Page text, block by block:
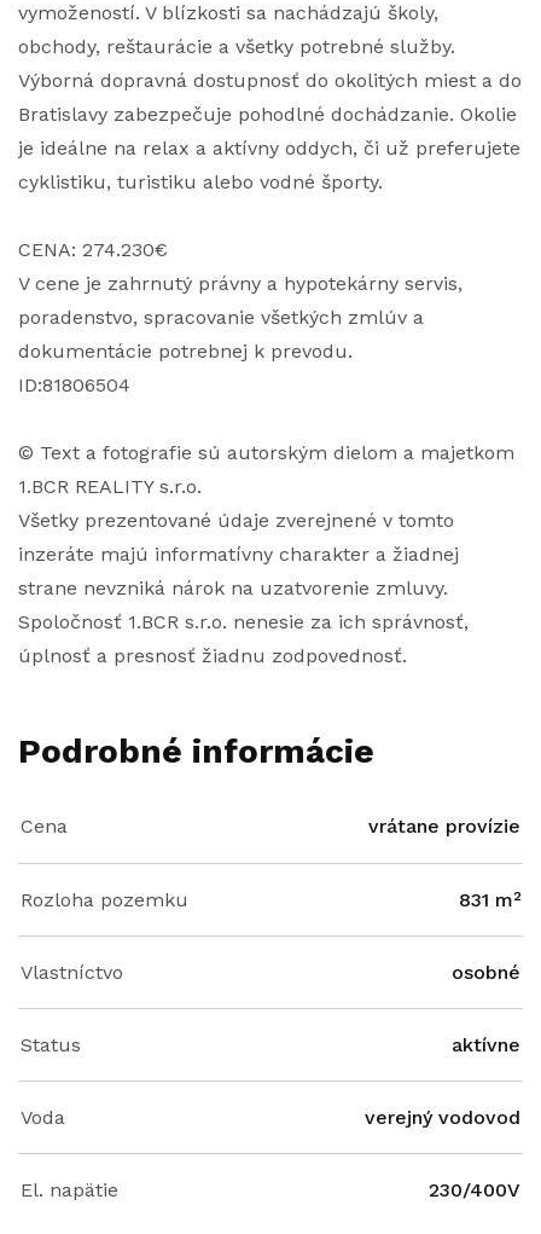
vymožeností. V blízkosti sa nachádzajú školy,
obchody, reštaurácie a všetky potrebné služby.
Výborná dopravná dostupnosť do okolitých miest a do
Bratislavy zabezpečuje pohodlné dochádzanie. Okolie
je ideálne na relax a aktívny oddych, či už preferujete
cyklistiku, turistiku alebo vodné športy.
CENA: 274.230€
V cene je zahrnutý právny a hypotekárny servis,
poradenstvo, spracovanie všetkých zmlúv a
dokumentácie potrebnej k prevodu.
ID:81806504
© Text a fotografie sú autorským dielom a majetkom
1.BCR REALITY s.r.o.
Všetky prezentované údaje zverejnené v tomto
inzeráte majú informatívny charakter a žiadnej
strane nevzniká nárok na uzatvorenie zmluvy.
Spoločnosť 1.BCR s.r.o. nenesie za ich správnosť,
úplnosť a presnosť žiadnu zodpovednosť.
Podrobné informácie
Cena vrátane provízie
Rozloha pozemku 831 m²
Vlastníctvo osobné
Status aktívne
Voda verejný vodovod
El. napätie 230/400V